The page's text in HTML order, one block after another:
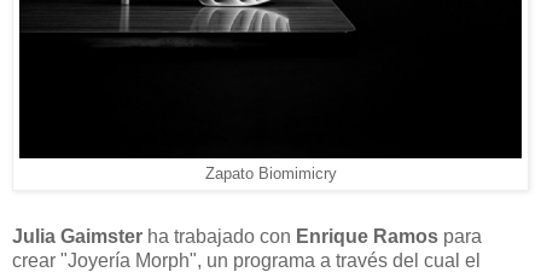
Zapato Biomimicry
Julia Gaimster ha trabajado con Enrique Ramos para
crear "Joyería Morph", un programa a través del cual el